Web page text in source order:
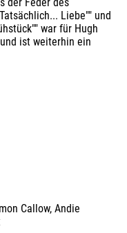
Liebe"" und
war für Hugh
ist weiterhin ein
Callow,Andie